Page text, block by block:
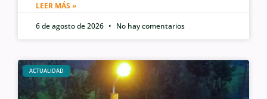
LEER MÁS »
6 de agosto de 2026
No hay comentarios
ACTUALIDAD